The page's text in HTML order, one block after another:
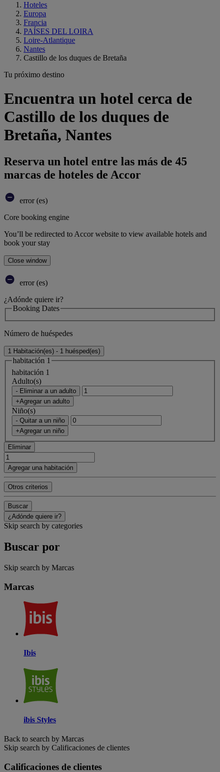
Hoteles
Europa
Francia
PAÍSES DEL LOIRA
Loire-Atlantique
Nantes
Castillo de los duques de Bretaña
Tu próximo destino
Encuentra un hotel cerca de
Castillo de los duques de
Bretaña, Nantes
Reserva un hotel entre las más de 45
marcas de hoteles de Accor
error (es)
Core booking engine
You’ll be redirected to Accor website to view available hotels and
book your stay
Close window
error (es)
¿Adónde quiere ir?
Booking Dates
Número de huéspedes
1 Habitación(es) - 1 huésped(es)
habitación 1
habitación 1
Adulto(s)
- Eliminar a un adulto
+Agregar un adulto
Niño(s)
- Quitar a un niño
+Agregar un niño
Eliminar
Agregar una habitación
Otros criterios
Buscar
¿Adónde quiere ir?
Skip search by categories
Buscar por
Skip search by Marcas
Marcas
Ibis
ibis Styles
Back to search by Marcas
Skip search by Calificaciones de clientes
Calificaciones de clientes